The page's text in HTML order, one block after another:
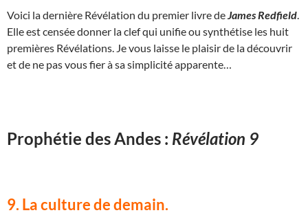
Voici la dernière Révélation du premier livre de James Redfield
Elle est censée donner la clef qui unifie ou synthétise les huit
premières Révélations. Je vous laisse le plaisir de la découvrir
et de ne pas vous fier à sa simplicité apparente…
Prophétie des Andes : Révélation 9
9. La culture de demain.